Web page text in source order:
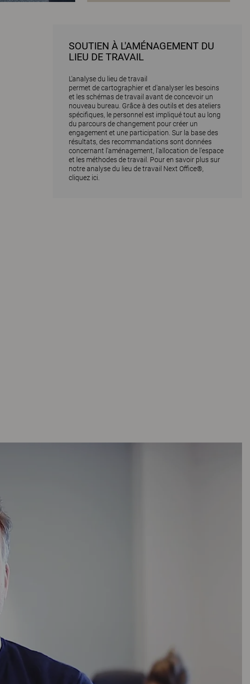
SOUTIEN À L'AMÉNAGEMENT DU
LIEU DE TRAVAIL
L'analyse du lieu de travail
permet de cartographier et d'analyser les besoins
et les schémas de travail avant de concevoir un
nouveau bureau. Grâce à des outils et des ateliers
spécifiques, le personnel est impliqué tout au long
du parcours de changement pour créer un
engagement et une participation. Sur la base des
résultats, des recommandations sont données
concernant l'aménagement, l'allocation de l'espace
et les méthodes de travail. Pour en savoir plus sur
notre analyse du lieu de travail Next Office®,
cliquez ici.